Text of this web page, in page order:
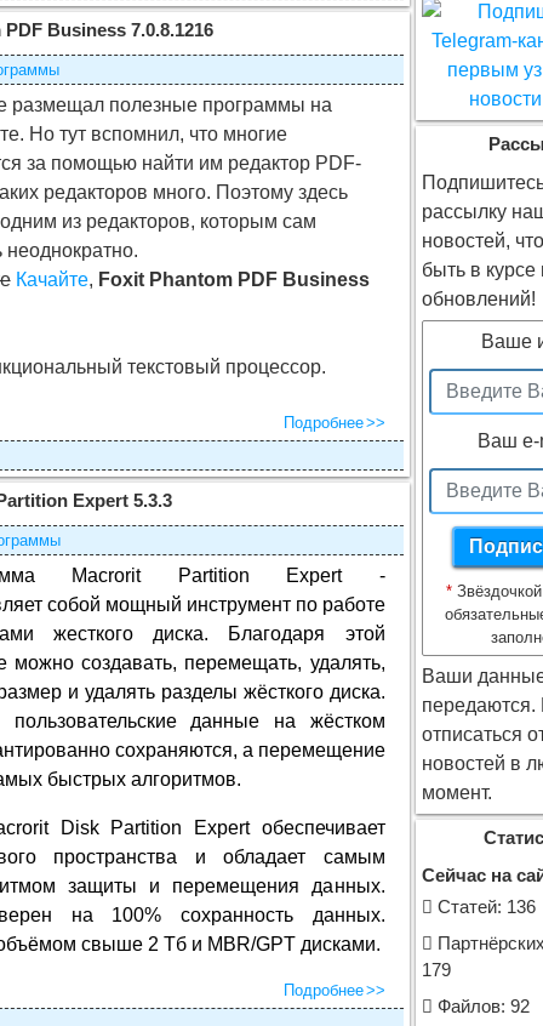
Business 7.0.8.1216
размещал полезные программы на
Но тут вспомнил, что многие
за помощью найти им редактор PDF-
редакторов много. Поэтому здесь
из редакторов, которым сам
неоднократно.
Качайте, Foxit Phantom PDF Business
текстовый процессор.
Подробнее
Expert 5.3.3
Macrorit Partition Expert -
собой мощный инструмент по работе
жесткого диска. Благодаря этой
можно создавать, перемещать, удалять,
и удалять разделы жёсткого диска.
данные на жёстком
сохраняются, а перемещение
быстрых алгоритмов.
Disk Partition Expert обеспечивает
пространства и обладает самым
защиты и перемещения данных.
на 100% сохранность данных.
свыше 2 Тб и MBR/GPT дисками.
Подробнее
рассылку
новостей,
быть в курсе
обновлений!
Ваше
Ваш e-
*
Ваши
отписаться
новостей в
момент.
Сейчас на
Cтатей: 136
179
Файлов: 92